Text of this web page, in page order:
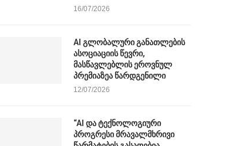
16/07/2026
AI გლობალური განათლების
ასოციაციის წევრი,
მასწავლებლის ეროვნულ
პრემიაზეა წარდგენილი
12/07/2026
“AI და ტექნოლოგიური
პროგრესი მრავალმხრივი